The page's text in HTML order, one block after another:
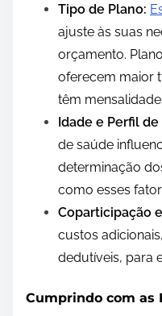
Tipo de Plano:
ajuste às suas
orçamento.
oferecem maior
têm
Idade e Perfil de
de saúde
determinação
como esses
Coparticipação
custos
dedutíveis, para
Cumprindo com as